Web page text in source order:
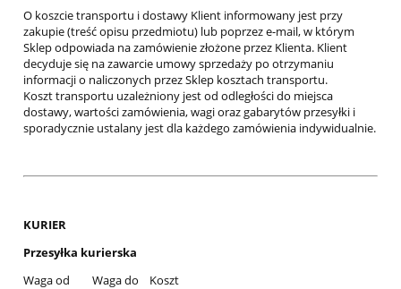
O koszcie transportu i dostawy Klient informowany jest przy
zakupie (treść opisu przedmiotu) lub poprzez e-mail, w którym
Sklep odpowiada na zamówienie złożone przez Klienta. Klient
decyduje się na zawarcie umowy sprzedaży po otrzymaniu
informacji o naliczonych przez Sklep kosztach transportu.
Koszt transportu uzależniony jest od odległości do miejsca
dostawy, wartości zamówienia, wagi oraz gabarytów przesyłki i
sporadycznie ustalany jest dla każdego zamówienia indywidualnie.
KURIER
Przesyłka kurierska
Waga od
Waga do
Koszt